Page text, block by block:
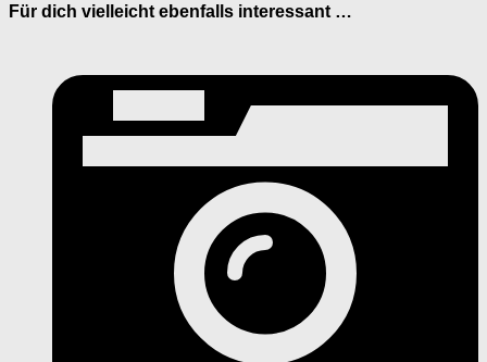
Für dich vielleicht ebenfalls interessant …